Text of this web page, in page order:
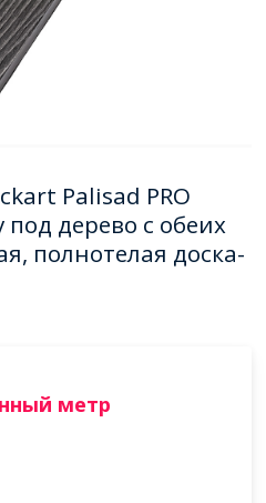
Palisad PRO
под дерево с обеих
полнотелая доска-
метр